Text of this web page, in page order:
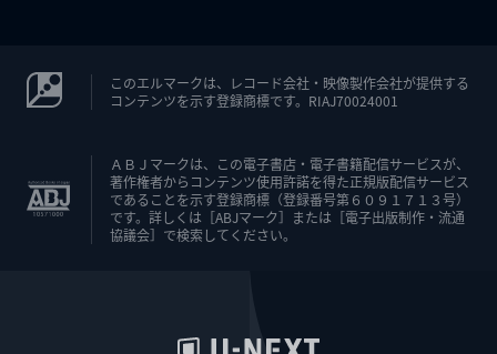
このエルマークは、レコード会社・映像製作会社が提供する
コンテンツを示す登録商標です。RIAJ70024001
ＡＢＪマークは、この電子書店・電子書籍配信サービスが、
著作権者からコンテンツ使用許諾を得た正規版配信サービス
であることを示す登録商標（登録番号第６０９１７１３号）
です。詳しくは［ABJマーク］または［電子出版制作・流通
協議会］で検索してください。